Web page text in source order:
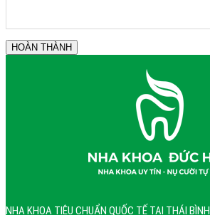
NHA KHOA TIÊU CHUẨN QUỐC TẾ TẠI THÁI BÌNH